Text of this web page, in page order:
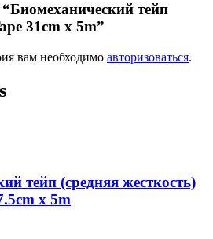
тейп
31cm x 5m”
вам необходимо авторизоваться.
тейп (средняя жесткость)
x 5m